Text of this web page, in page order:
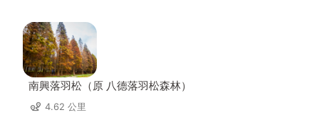
南興落羽松（原 八德落羽松森林）
4.62 公里